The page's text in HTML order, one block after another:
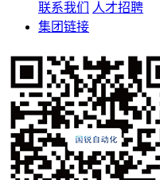
联系我们
人才招聘
集团链接